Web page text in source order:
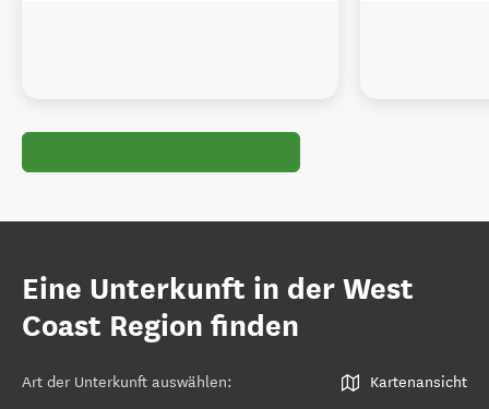
Eine Unterkunft in der West
Coast Region finden
Art der Unterkunft auswählen: Kartenansicht